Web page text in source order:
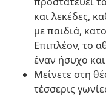
και λεκέδες,
με παιδιά,
Επιπλέον, το
έναν ήσυχο
Μείνετε στη
τέσσερις